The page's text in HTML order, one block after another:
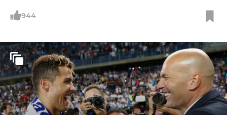
944